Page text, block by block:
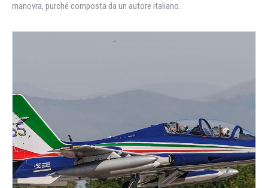
manovra, purché composta da un autore italiano.